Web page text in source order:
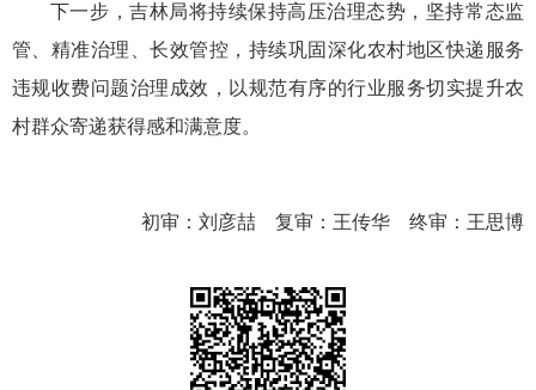
下一步，吉林局将持续保持高压治理态势，坚持常态监
管、精准治理、长效管控，持续巩固 深化农村地区快递服务
违规收费问题治理成效，以规范有序的行业服务切实提升农
村群众寄递获得感和满意度。
初审：刘彦喆 复审：王传华 终审：王思博